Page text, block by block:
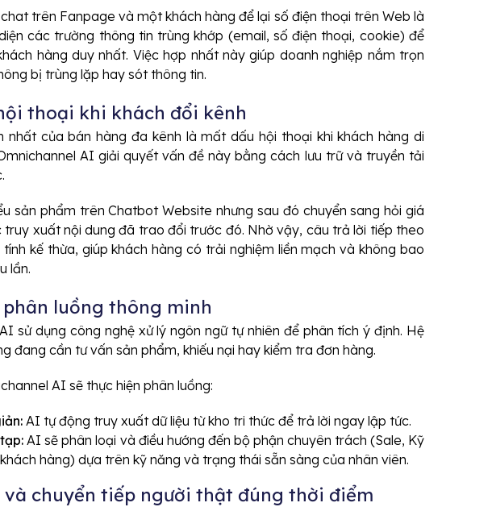
trên Fanpage và một khách hàng để lại số điện thoại trên Web là
các trường thông tin trùng khớp (email, số điện thoại, cookie) để
hàng duy nhất. Việc hợp nhất này giúp doanh nghiệp nắm trọn
bị trùng lặp hay sót thông tin.
thoại khi khách đổi kênh
nhất của bán hàng đa kênh là mất dấu hội thoại khi khách hàng di
AI giải quyết vấn đề này bằng cách lưu trữ và truyền tải
sản phẩm trên Chatbot Website nhưng sau đó chuyển sang hỏi giá
xuất nội dung đã trao đổi trước đó. Nhờ vậy, câu trả lời tiếp theo
kế thừa, giúp khách hàng có trải nghiệm liền mạch và không bao
lần.
luồng thông minh
sử dụng công nghệ xử lý ngôn ngữ tự nhiên để phân tích ý định. Hệ
đang cần tư vấn sản phẩm, khiếu nại hay kiểm tra đơn hàng.
AI sẽ thực hiện phân luồng:
AI tự động truy xuất dữ liệu từ kho tri thức để trả lời ngay lập tức.
AI sẽ phân loại và điều hướng đến bộ phận chuyên trách (Sale, Kỹ
hàng) dựa trên kỹ năng và trạng thái sẵn sàng của nhân viên.
và chuyển tiếp người thật đúng thời điểm